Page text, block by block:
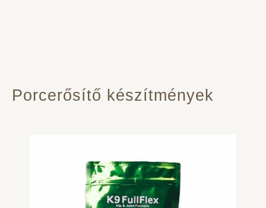
Porcerősítő készítmények